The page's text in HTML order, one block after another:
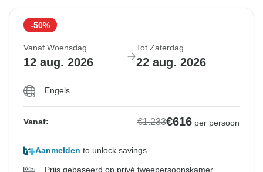
-50%
Vanaf Woensdag
12 aug. 2026
Tot Zaterdag
22 aug. 2026
Engels
Vanaf: €1.233€616 per persoon
Aanmelden to unlock savings
Prijs gebaseerd op privé tweepersoonskamer